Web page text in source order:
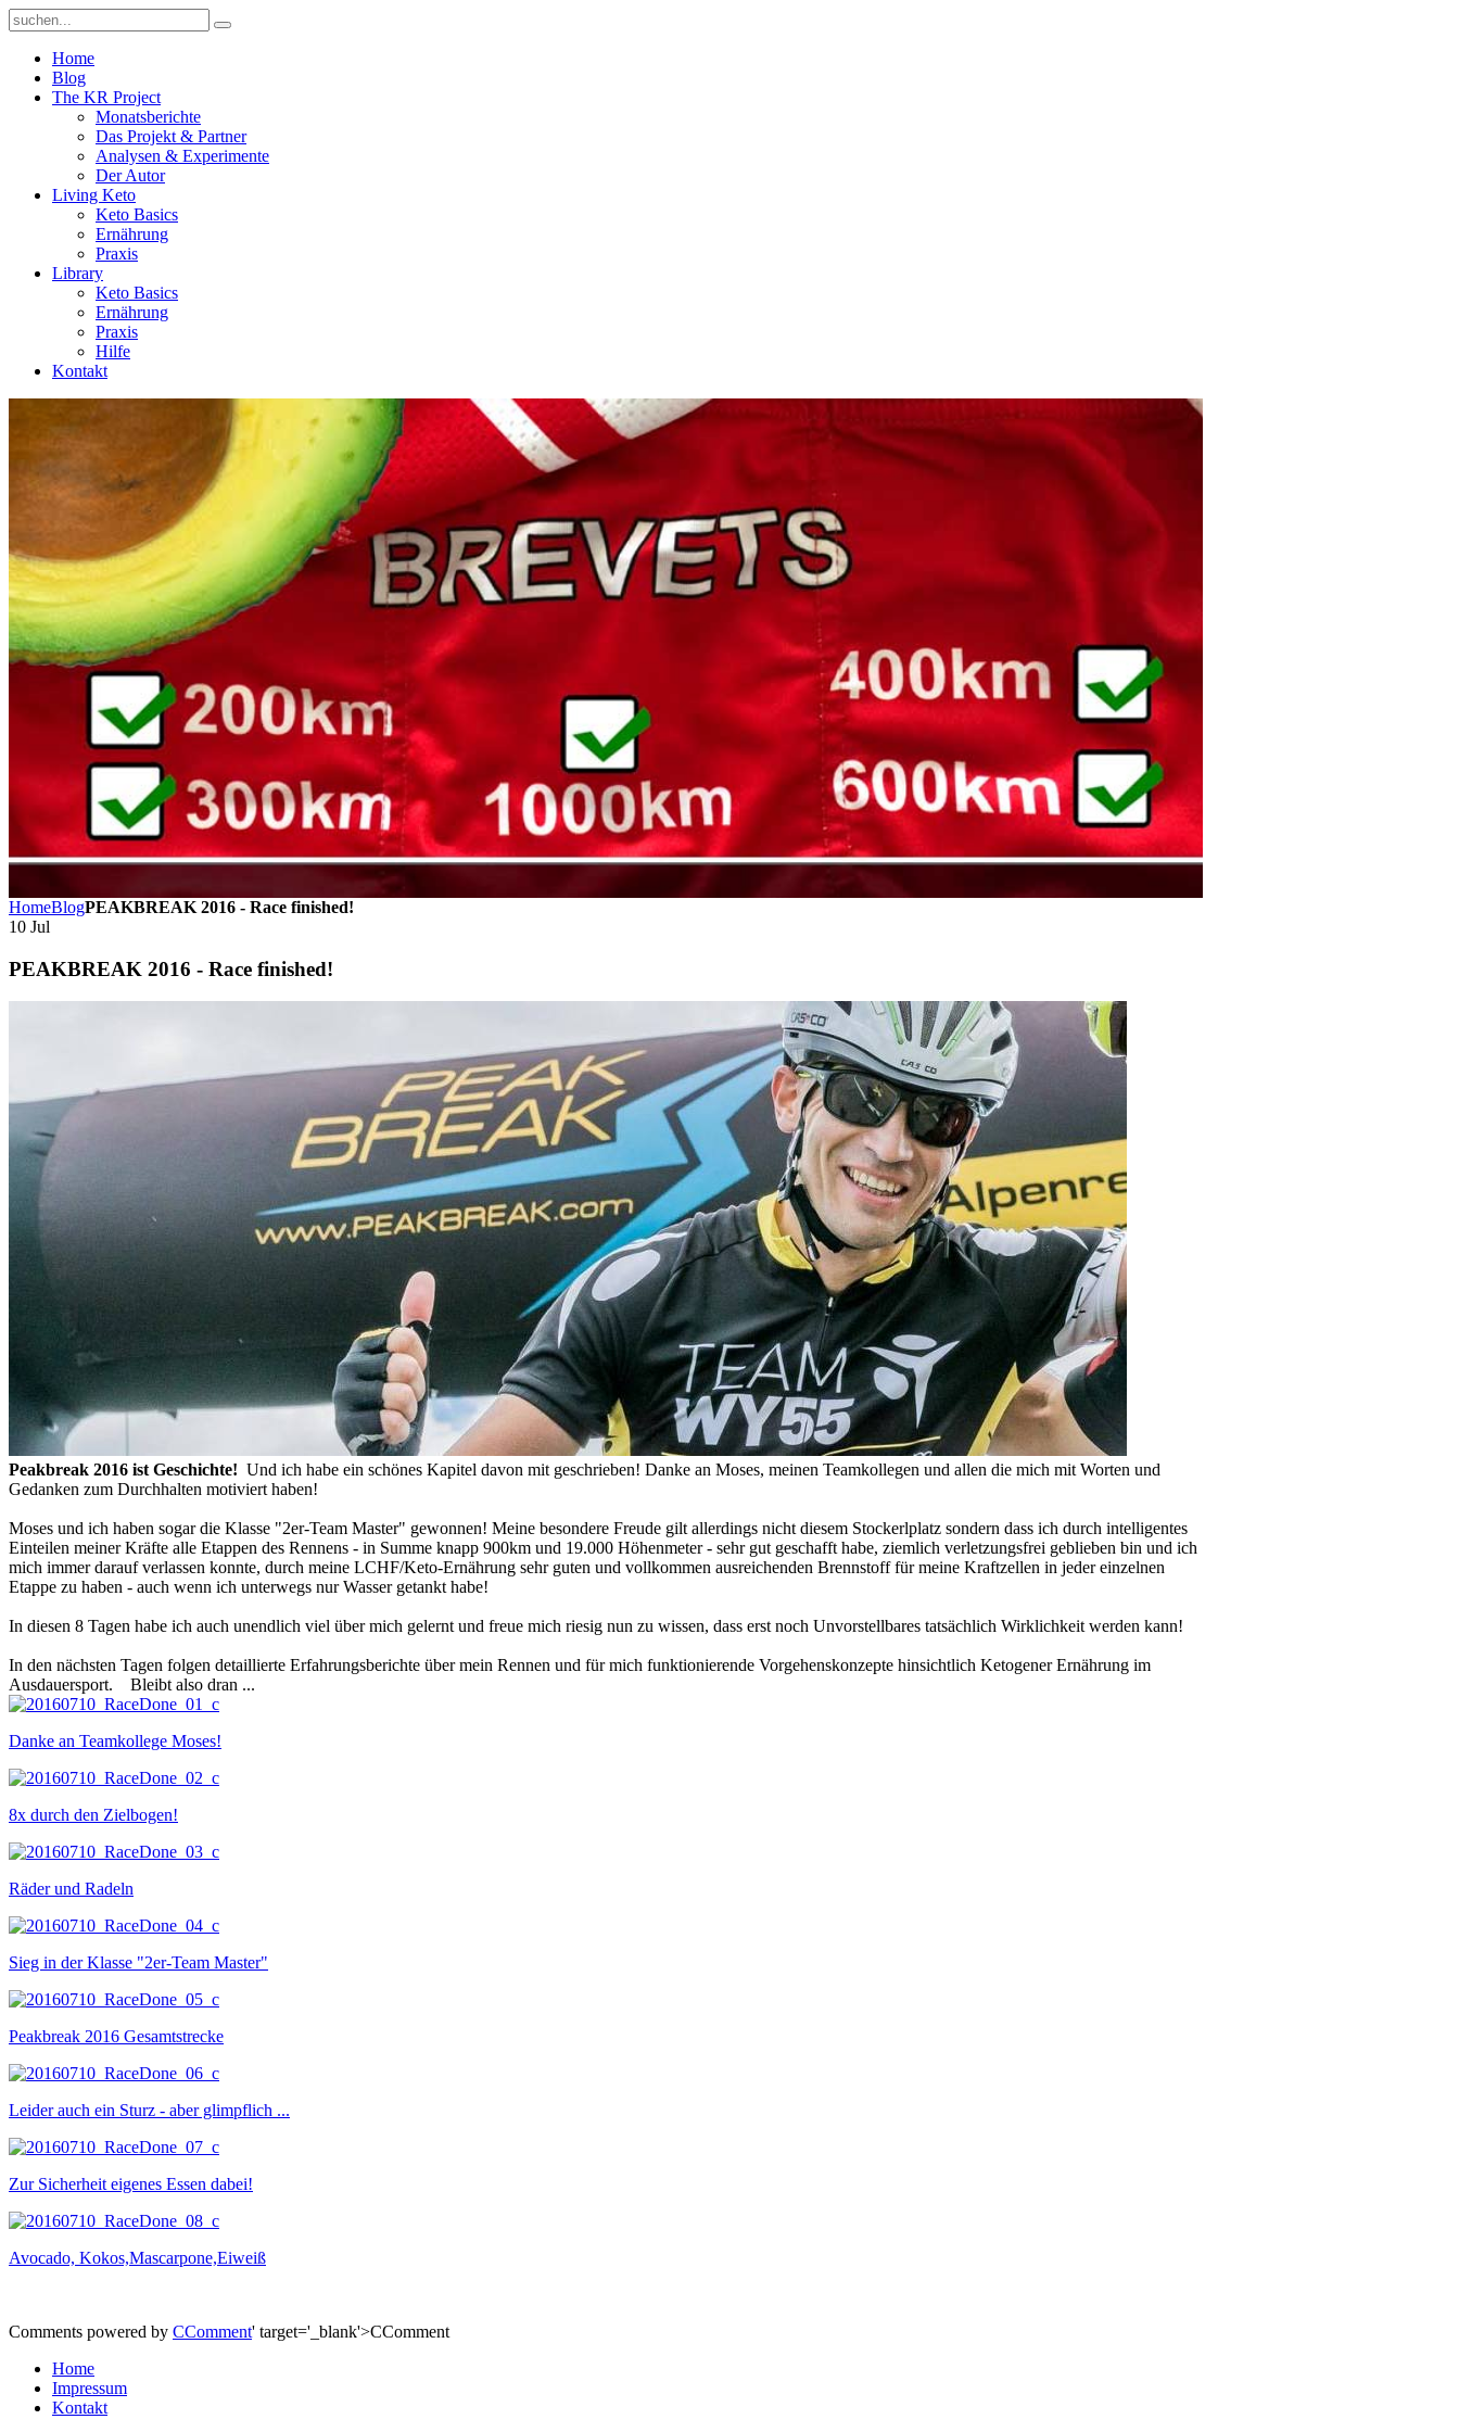
Home
Blog
The KR Project
Monatsberichte
Das Projekt & Partner
Analysen & Experimente
Der Autor
Living Keto
Keto Basics
Ernährung
Praxis
Library
Keto Basics
Ernährung
Praxis
Hilfe
Kontakt
HomeBlogPEAKBREAK 2016 - Race finished!
10 Jul
PEAKBREAK 2016 - Race finished!
Peakbreak 2016 ist Geschichte! Und ich habe ein schönes Kapitel davon mit geschrieben! Danke an Moses, meinen Teamkollegen und allen die mich mit Worten und
Gedanken zum Durchhalten motiviert haben!
Moses und ich haben sogar die Klasse "2er-Team Master" gewonnen! Meine besondere Freude gilt allerdings nicht diesem Stockerlplatz sondern dass ich durch intelligentes
Einteilen meiner Kräfte alle Etappen des Rennens - in Summe knapp 900km und 19.000 Höhenmeter - sehr gut geschafft habe, ziemlich verletzungsfrei geblieben bin und ich
mich immer darauf verlassen konnte, durch meine LCHF/Keto-Ernährung sehr guten und vollkommen ausreichenden Brennstoff für meine Kraftzellen in jeder einzelnen
Etappe zu haben - auch wenn ich unterwegs nur Wasser getankt habe!
In diesen 8 Tagen habe ich auch unendlich viel über mich gelernt und freue mich riesig nun zu wissen, dass erst noch Unvorstellbares tatsächlich Wirklichkeit werden kann!
In den nächsten Tagen folgen detaillierte Erfahrungsberichte über mein Rennen und für mich funktionierende Vorgehenskonzepte hinsichtlich Ketogener Ernährung im
Ausdauersport. Bleibt also dran ...
Danke an Teamkollege Moses!
8x durch den Zielbogen!
Räder und Radeln
Sieg in der Klasse "2er-Team Master"
Peakbreak 2016 Gesamtstrecke
Leider auch ein Sturz - aber glimpflich ...
Zur Sicherheit eigenes Essen dabei!
Avocado, Kokos,Mascarpone,Eiweiß
Comments powered by CComment' target='_blank'>CComment
Home
Impressum
Kontakt